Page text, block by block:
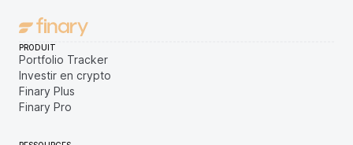
PRODUIT
Portfolio Tracker
Investir en crypto
Finary Plus
Finary Pro